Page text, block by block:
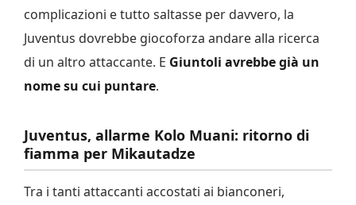
complicazioni e tutto saltasse per davvero, la
Juventus dovrebbe giocoforza andare alla ricerca
di un altro attaccante. E Giuntoli avrebbe già un
nome su cui puntare.
Juventus, allarme Kolo Muani: ritorno di
fiamma per Mikautadze
Tra i tanti attaccanti accostati ai bianconeri,